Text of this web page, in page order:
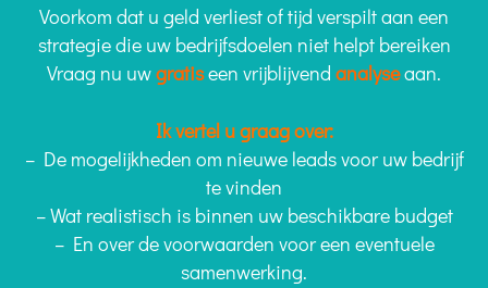
Voorkom dat u geld verliest of tijd verspilt aan een
strategie die uw bedrijfsdoelen niet helpt bereiken
Vraag nu uwgratiseen vrijblijvend analyseaan.
Ik vertel u graag over:
– De mogelijkheden om nieuwe leads voor uw bedrijf
te vinden
– Wat realistisch is binnen uw beschikbare budget
– En over de voorwaarden voor een eventuele
samenwerking.